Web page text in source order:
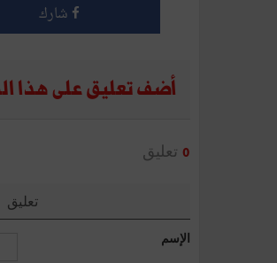
شارك
أضف تعليق على هذا
0 تعليق
تعليق
الإسم